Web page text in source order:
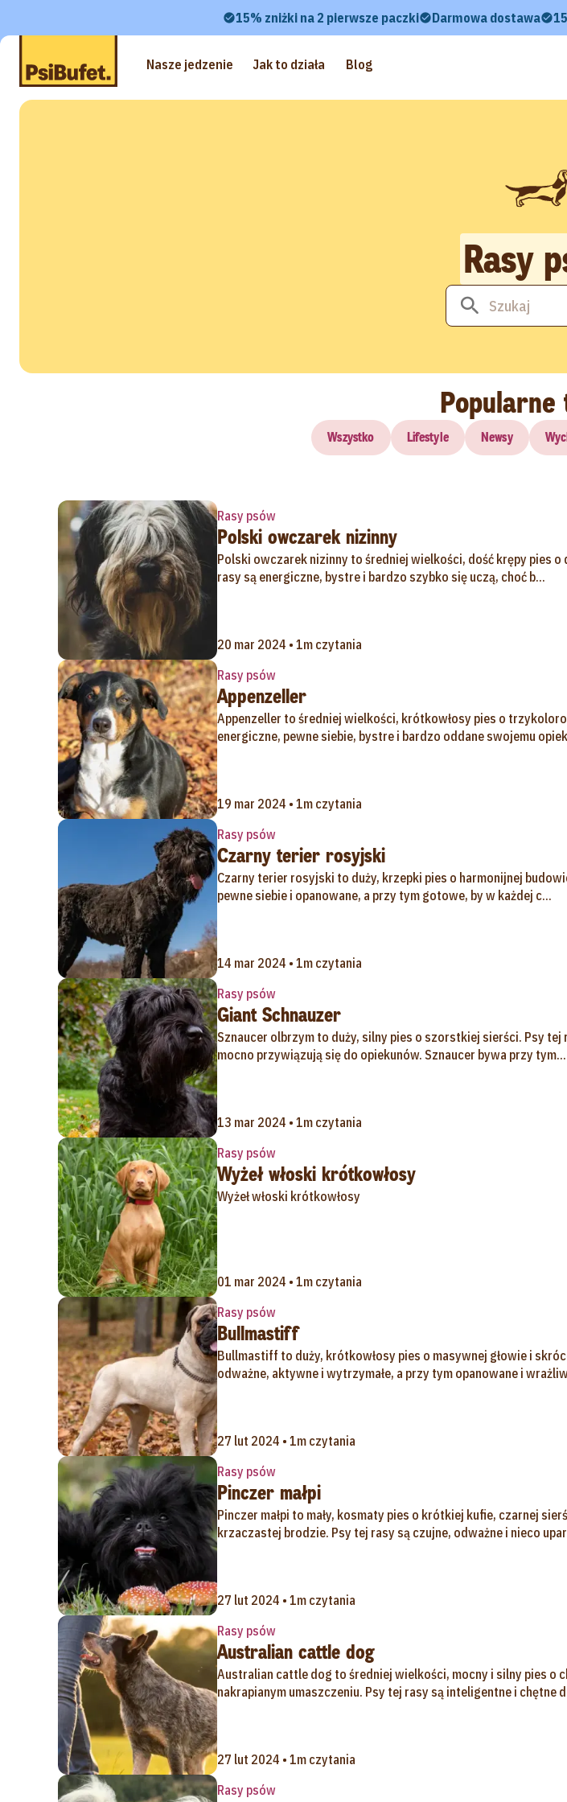
15% zniżki na 2 pierwsze paczki Darmowa dostawa
Nasze jedzenie Jak to działa Blog
Rasy
Popularne
Wszystko Lifestyle Newsy
Rasy psów
Polski owczarek nizinny
Polski owczarek nizinny to średniej wielkości, dość krępy pies o
rasy są energiczne, bystre i bardzo szybko się uczą, choć b...
20 mar 2024 • 1m czytania
Rasy psów
Appenzeller
Appenzeller to średniej wielkości, krótkowłosy pies o
energiczne, pewne siebie, bystre i bardzo oddane swojemu
19 mar 2024 • 1m czytania
Rasy psów
Czarny terier rosyjski
Czarny terier rosyjski to duży, krzepki pies o harmonijnej
pewne siebie i opanowane, a przy tym gotowe, by w każdej c...
14 mar 2024 • 1m czytania
Rasy psów
Giant Schnauzer
Sznaucer olbrzym to duży, silny pies o szorstkiej sierści. Psy tej
mocno przywiązują się do opiekunów. Sznaucer bywa przy tym...
13 mar 2024 • 1m czytania
Rasy psów
Wyżeł włoski krótkowłosy
Wyżeł włoski krótkowłosy
01 mar 2024 • 1m czytania
Rasy psów
Bullmastiff
Bullmastiff to duży, krótkowłosy pies o masywnej głowie i
odważne, aktywne i wytrzymałe, a przy tym opanowane i
27 lut 2024 • 1m czytania
Rasy psów
Pinczer małpi
Pinczer małpi to mały, kosmaty pies o krótkiej kufie, czarnej
krzaczastej brodzie. Psy tej rasy są czujne, odważne i nieco
27 lut 2024 • 1m czytania
Rasy psów
Australian cattle dog
Australian cattle dog to średniej wielkości, mocny i silny pies o
nakrapianym umaszczeniu. Psy tej rasy są inteligentne i chętne
27 lut 2024 • 1m czytania
Rasy psów